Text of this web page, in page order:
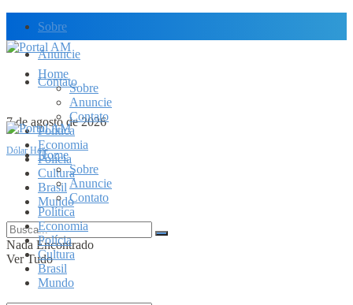
Sobre
Anuncie
Contato
7 de agosto de 2026
Dólar Hoje
Home
Sobre
Anuncie
Contato
Política
Economia
Polícia
Cultura
Brasil
Mundo
Nada Encontrado
Ver Tudo
Home
Sobre
Anuncie
Contato
Política
Economia
Polícia
Cultura
Brasil
Mundo